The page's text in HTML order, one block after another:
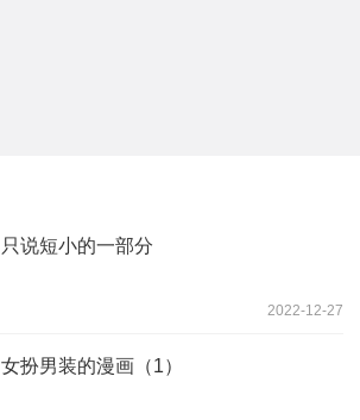
只说短小的一部分
2022-12-27
女扮男装的漫画（1）